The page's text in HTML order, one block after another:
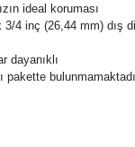
ideal koruması
4 inç (26,44 mm) dış
dayanıklı
pakette